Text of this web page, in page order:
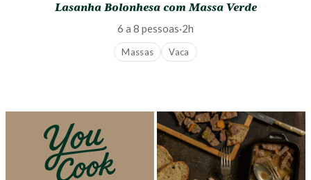
Lasanha Bolonhesa com Massa Verde
6 a 8 pessoas·2h
Massas Vaca